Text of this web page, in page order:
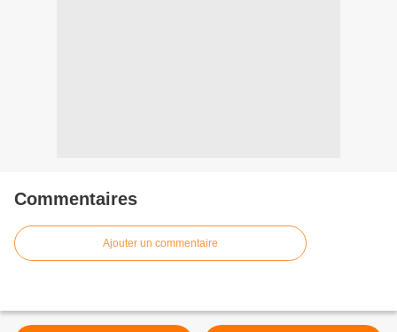
Commentaires
Ajouter un commentaire